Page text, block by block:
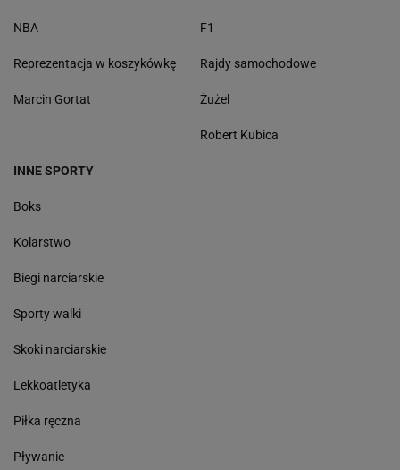
NBA
Reprezentacja w koszykówkę
Marcin Gortat
F1
Rajdy samochodowe
Żużel
Robert Kubica
INNE SPORTY
Boks
Kolarstwo
Biegi narciarskie
Sporty walki
Skoki narciarskie
Lekkoatletyka
Piłka ręczna
Pływanie